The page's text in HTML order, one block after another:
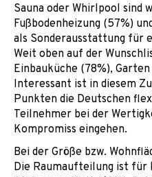
Sauna oder Whirlpool sind
Fußbodenheizung (57%)
als Sonderausstattung für
Weit oben auf der
Einbauküche (78%),
Interessant ist in diesem
Punkten die Deutschen
Teilnehmer bei der
Kompromiss eingehen.
Bei der Größe bzw.
Die Raumaufteilung ist